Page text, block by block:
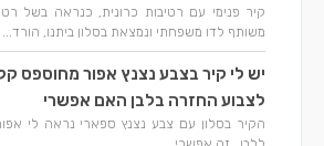
קיר פנימי עם רטיבות כרונית, כנראה בשל
משותף לדו משפחתי ונמצאת בסלון ביתנו, הורד...
יש לי קיר בצבע נצנץ אפור מחוספס
לצבוע החזרה בלבן האם אפשרי
הקיר בסלון עם צבע נצנץ ספארי נראה לי